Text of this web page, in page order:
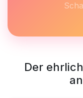
Der